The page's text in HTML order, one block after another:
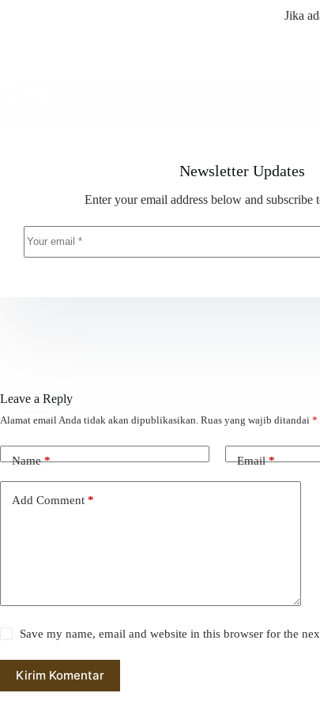
Jika
Newsletter Updates
Enter your email address below and subscribe
Leave a Reply
Alamat email Anda tidak akan dipublikasikan. Ruas yang wajib ditandai *
Name* Email*
Add Comment *
Save my name, email and website in this browser for the
Kirim Komentar